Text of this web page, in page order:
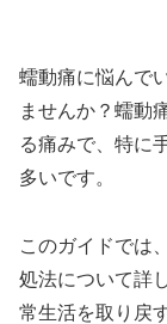
蠕動痛に悩んで
ませんか？蠕動
る痛みで、特に
多いです。
このガイドでは
処法について詳
常生活を取り戻